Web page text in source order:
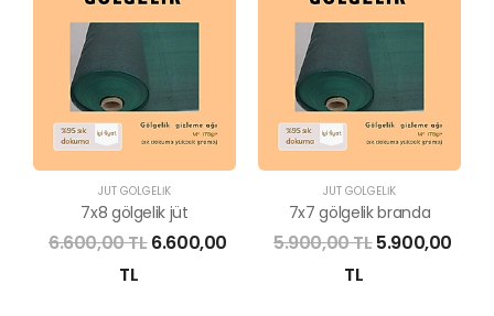
JÜT GÖLGELİK
7x8 gölgelik jüt
6.600,00 TL6.600,00
TL
JÜT GÖLGELİK
7x7 gölgelik branda
5.900,00 TL5.900,00
TL